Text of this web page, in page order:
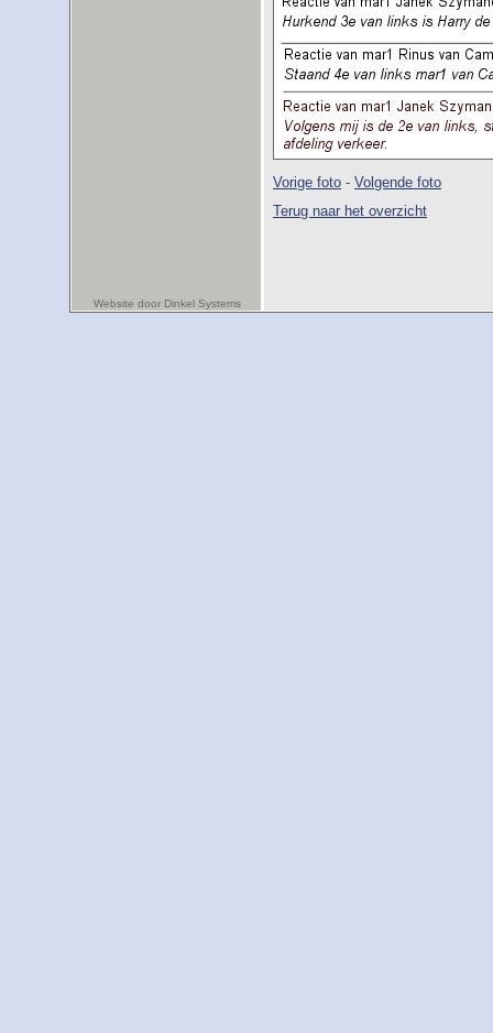
Vorige foto - Volgende foto
Terug naar het overzicht
Website door Dinkel Systems